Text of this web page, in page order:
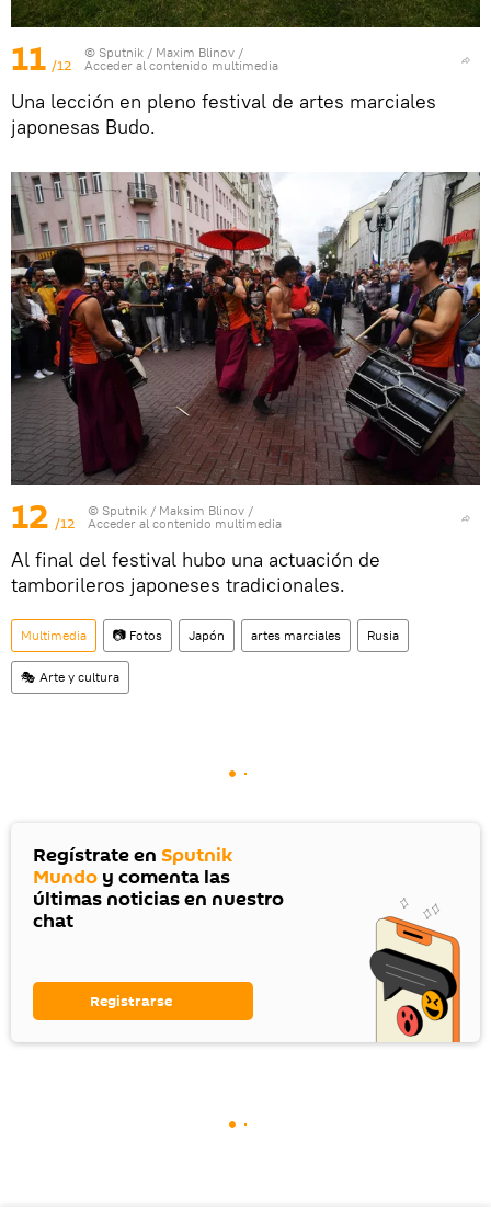
11 /12
© Sputnik / Maxim Blinov /
Acceder al contenido multimedia
Una lección en pleno festival de artes marciales
japonesas Budo.
12 /12
© Sputnik / Maksim Blinov /
Acceder al contenido multimedia
Al final del festival hubo una actuación de
tamborileros japoneses tradicionales.
Multimedia 📷 Fotos Japón artes marciales Rusia
🎭 Arte y cultura
Regístrate en Sputnik
Mundo y comenta las
últimas noticias en nuestro
chat
Registrarse